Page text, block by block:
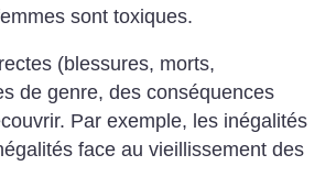
sont toxiques.
(blessures, morts,
de genre, des conséquences
Par exemple, les inégalités
face au vieillissement des